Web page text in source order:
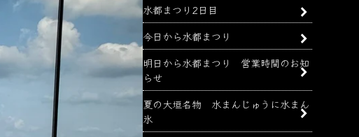
水都まつり2日目
今日から水都まつり
明日から水都まつり 営業時間のお知
らせ
夏の大垣名物 水まんじゅうに水まん
氷